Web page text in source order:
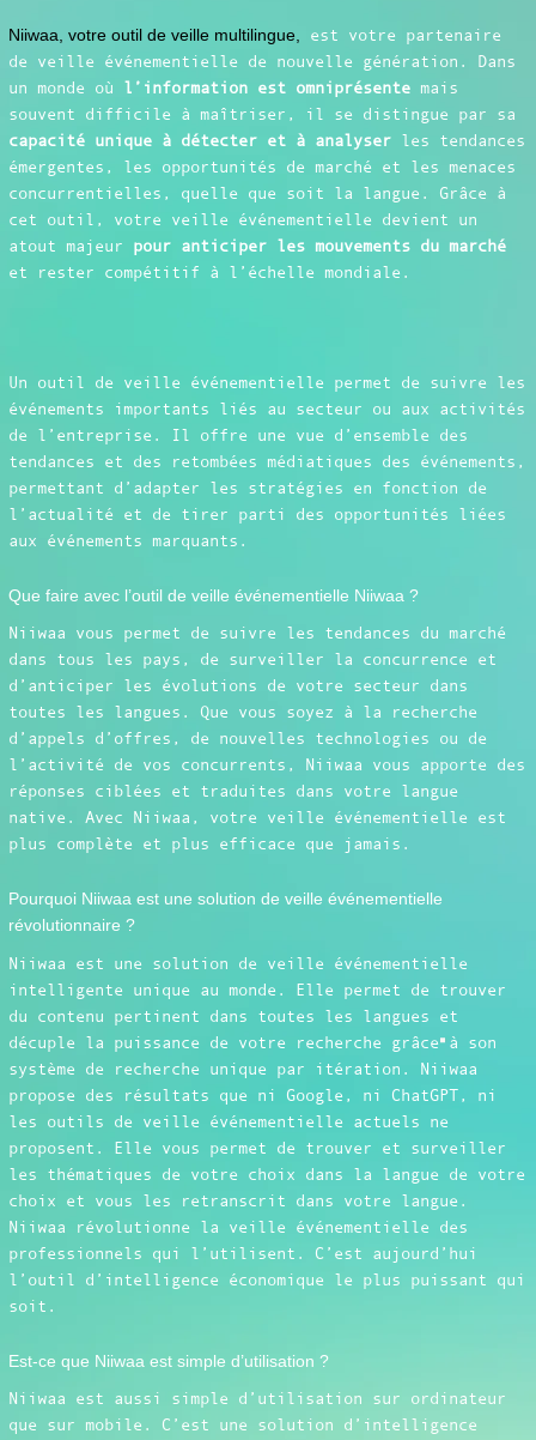
Niiwaa, votre outil de veille multilingue,
est votre partenaire
de veille événementielle de nouvelle génération. Dans
un monde où l’information est omniprésente mais
souvent difficile à maîtriser, il se distingue par sa
capacité unique à détecter et à analyser les tendances
émergentes, les opportunités de marché et les menaces
concurrentielles, quelle que soit la langue. Grâce à
cet outil, votre veille événementielle devient un
atout majeur pour anticiper les mouvements du marché
et rester compétitif à l’échelle mondiale.
Un outil de veille événementielle permet de suivre les
événements importants liés au secteur ou aux activités
de l’entreprise. Il offre une vue d’ensemble des
tendances et des retombées médiatiques des événements,
permettant d’adapter les stratégies en fonction de
l’actualité et de tirer parti des opportunités liées
aux événements marquants.
Que faire avec l’outil de veille événementielle Niiwaa ?
Niiwaa vous permet de suivre les tendances du marché
dans tous les pays, de surveiller la concurrence et
d’anticiper les évolutions de votre secteur dans
toutes les langues. Que vous soyez à la recherche
d’appels d’offres, de nouvelles technologies ou de
l’activité de vos concurrents, Niiwaa vous apporte des
réponses ciblées et traduites dans votre langue
native. Avec Niiwaa, votre veille événementielle est
plus complète et plus efficace que jamais.
Pourquoi Niiwaa est une solution de veille événementielle
révolutionnaire ?
Niiwaa est une solution de veille événementielle
intelligente unique au monde. Elle permet de trouver
du contenu pertinent dans toutes les langues et
décuple la puissance de votre recherche grâce à son
système de recherche unique par itération. Niiwaa
propose des résultats que ni Google, ni ChatGPT, ni
les outils de veille événementielle actuels ne
proposent. Elle vous permet de trouver et surveiller
les thématiques de votre choix dans la langue de votre
choix et vous les retranscrit dans votre langue.
Niiwaa révolutionne la veille événementielle des
professionnels qui l’utilisent. C’est aujourd’hui
l’outil d’intelligence économique le plus puissant qui
soit.
Est-ce que Niiwaa est simple d’utilisation ?
Niiwaa est aussi simple d’utilisation sur ordinateur
que sur mobile. C’est une solution d’intelligence